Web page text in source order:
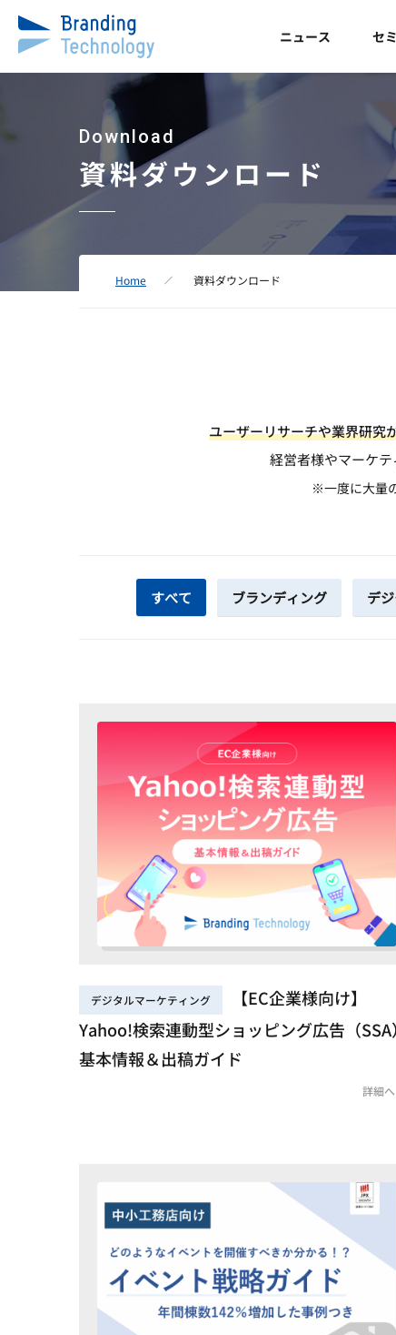
ニュース セ
Download
資料ダウンロード
Home 資料ダウンロード
ユーザーリサーチや業界研究
経営者様やマーケ
※一度に大量
すべて ブランディング デ
デジタルマーケティング
【EC企業様向け】
Yahoo!検索連動型ショッピング広告（SSA）
基本情報＆出稿ガイド
詳細へ